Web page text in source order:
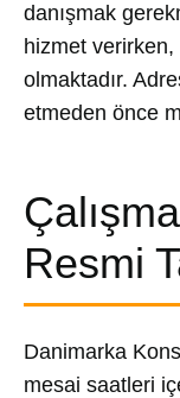
danışmak
hizmet
olmaktadır.
etmeden önce
Resmi
Danimarka
mesai saatleri